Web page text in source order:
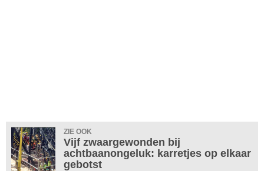
ZIE OOK
Vijf zwaargewonden bij
achtbaanongeluk: karretjes op elkaar
gebotst